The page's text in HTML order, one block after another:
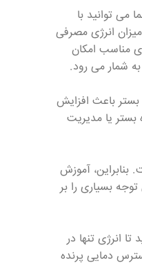
می توانید با
انرژی مصرفی
مناسب امکان
شمار می رود.
باعث افزایش
یا مدیریت
بنابراین، آموزش
بسیاری را بر
انرژی تنها در
دمایی پرنده